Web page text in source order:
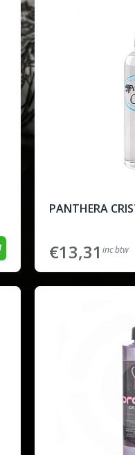
PANTHERA
€13,31 inc btw